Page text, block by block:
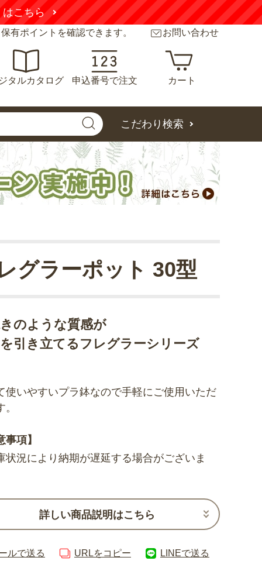
はこちら
有ポイントを確認できます。 お問い合わせ
タルカタログ 申込番号で注文 カート
こだわり検索
のような質感が
引き立てるフレグラーシリーズ
グラーポット 30型
使いやすいプラ鉢なので手軽にご使用いただ
事項】
況により納期が遅延する場合がございま
詳しい商品説明はこちら
ルで送る URLをコピー LINEで送る